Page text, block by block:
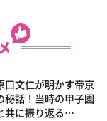
口文仁が明かす帝京
秘話！当時の甲子園
共に振り返る…